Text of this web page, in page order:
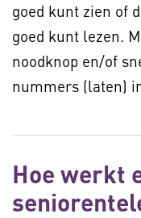
goed kunt zien of
goed kunt lezen.
noodknop en/of
nummers (laten)
Hoe werkt